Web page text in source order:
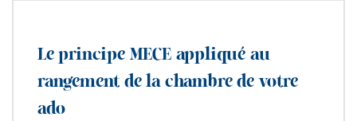
Le principe MECE appliqué au
rangement de la chambre de votre
ado